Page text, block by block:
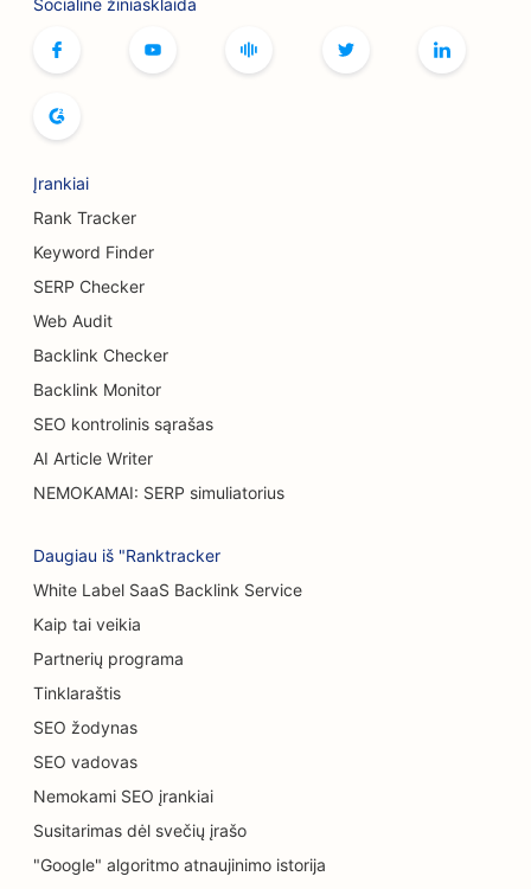
SEO stalo žaidimų kavinėms
SEO knygynams
SEO krūtų didinimo paslaugoms
SEO švediško stalo restoranams
SEO mėsainių sunkvežimiams
SEO kavinėms
SEO tortų parduotuvėms
SEO automobilių salonams
Valymo paslaugų SEO
SEO chiropraktikams
SEO kačių kavinėms
Cheminio šveitimo paslaugų SEO
SEO drabužių parduotuvėms
Socialinė žiniasklaida
Įrankiai
Rank Tracker
Keyword Finder
SERP Checker
Web Audit
Backlink Checker
Backlink Monitor
SEO kontrolinis sąrašas
AI Article Writer
NEMOKAMAI: SERP simuliatorius
Daugiau iš "Ranktracker
White Label SaaS Backlink Service
Kaip tai veikia
Partnerių programa
Tinklaraštis
SEO žodynas
SEO vadovas
Nemokami SEO įrankiai
Susitarimas dėl svečių įrašo
"Google" algoritmo atnaujinimo istorija